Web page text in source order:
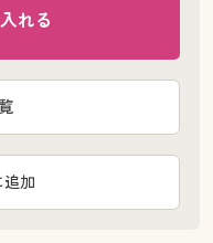
れる
追加